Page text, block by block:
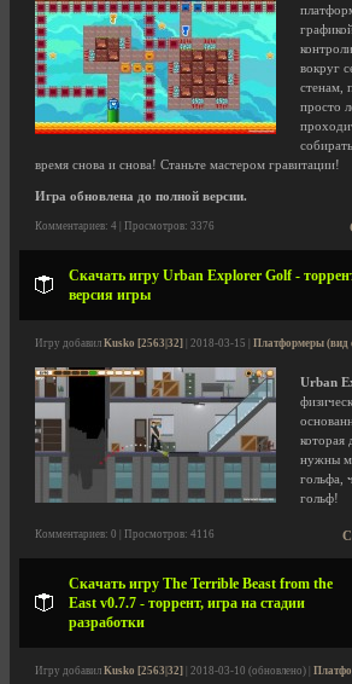
вокруг
стенам,
просто
время снова и снова! Станьте мастером гравитации!
Игра обновлена до полной версии.
Комментариев: 4 | Просмотров: 3376
Скачать игру Urban Explorer Golf -
версия игры
Игру добавил Kusko [2563|32] | 2018-03-15 | Платформеры (вид
Urban
которая
нужны
гольфа,
гольф!
Комментариев: 0 | Просмотров: 4116
Скачать игру The Terrible Beast from the
East v0.7.7 - торрент, игра на стадии
разработки
Игру добавил Kusko [2563|32] | 2018-03-10 (обновлено) |